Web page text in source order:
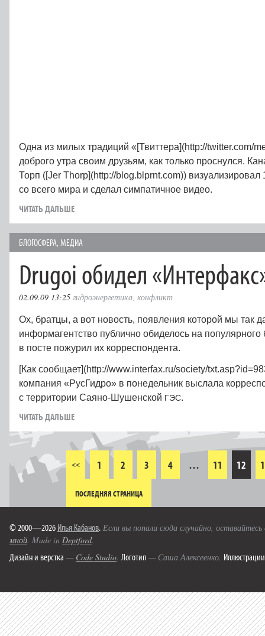
Одна из милых традиций «[Твиттера](http://twitter.com/
доброго утра своим друзьям, как только проснулся.
Торп ([Jer Thorp](http://blog.blprnt.com)) визуализировал
со всего мира и сделал симпатичное видео.
ЧИТАТЬ ДАЛЬШЕ
БЛОГОСФЕРА, МЕДИА
Drugoi обидел
02.09.09 13:25 гидроэнергетика, конфликт
Ох, братцы, а вот новость, появления которой мы так
информагентство публично обиделось на популярного
в посте пожурил их корреспондента.
[Как сообщает](http://www.interfax.ru/society/
компания «РусГидро» в понедельник выслала
с территории Саяно-Шушенской ГЭС.
ЧИТАТЬ ДАЛЬШЕ
<< 1 2 3 4 … 11 12
ПОСЛЕДНЯЯ СТРАНИЦА
© 2000—2026 Илья Кабанов. Если вы попали сюда случайно,
мной. Made in Deptford.
Дизайн и верстка — Code Studio. Логотип — Саша Алексеенко. Иллюстрации